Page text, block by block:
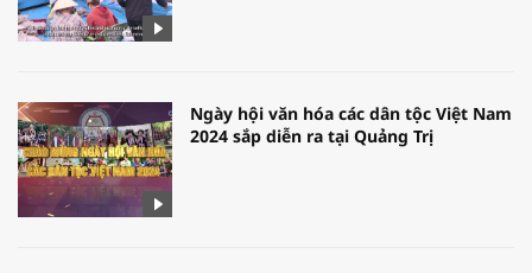
Ngày hội văn hóa các dân tộc Việt Nam
2024 sắp diễn ra tại Quảng Trị